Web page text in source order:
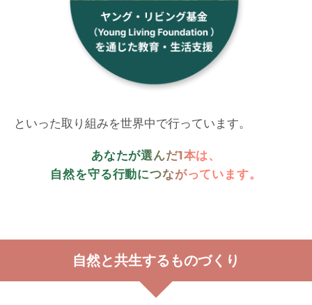
といった取り組みを世界中で行っています。
あなたが選んだ1本は、
自然を守る行動につながっています。
自然と共生するものづくり